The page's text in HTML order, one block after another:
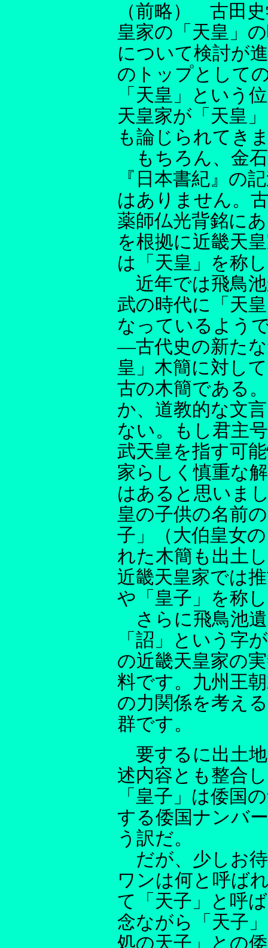
（前略） 古田
皇家の「天皇」
について検討が
のトップとして
「天皇」という
天皇家が「天皇
も論じられてき
もちろん、金
『日本書紀』の
はありません。
薬師仏光背銘に
を根拠に近畿天
は「天皇」を称
近年では飛鳥
武の時代に「天
なっているよう
―古代史の新た
皇」木簡に対し
古の木簡である
か、道教的な文
ない。もし君主
武天皇を指す可
家らしく慎重な
はあると思いま
皇の子供の名前
子」（大伯皇女
れた木簡も出土
近畿天皇家では
や「皇子」を称
さらに飛鳥池
「詔」という字
の近畿天皇家の
料です。九州王
の力関係を考え
群です。
要するに出土
述内容とも整合
「皇子」は倭国
する倭国ナンバ
う訳だ。
だが、少しお
ワンは何と呼ば
て「天子」と呼
念ながら「天子
処の天子」との